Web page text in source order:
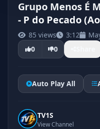
Grupo Menos É
- P do Pecado
85 views 3:12
0
0
Auto Play All
TV1S
View Channel